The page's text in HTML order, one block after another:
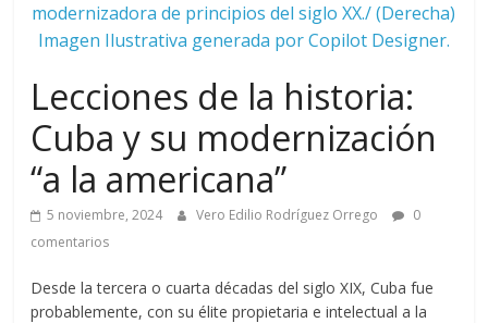
modernizadora de principios del siglo XX./ (Derecha)
Imagen Ilustrativa generada por Copilot Designer.
Lecciones de la historia:
Cuba y su modernización
“a la americana”
5 noviembre, 2024 Vero Edilio Rodríguez Orrego
0
comentarios
Desde la tercera o cuarta décadas del siglo XIX, Cuba fue
probablemente, con su élite propietaria e intelectual a la